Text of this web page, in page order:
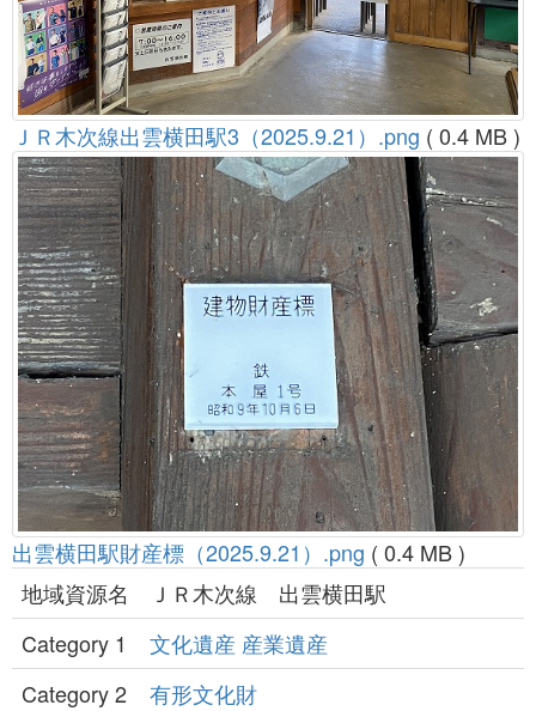
ＪＲ木次線出雲横田駅3（2025.9.21）.png ( 0.4 MB )
出雲横田駅財産標（2025.9.21）.png ( 0.4 MB )
地域資源名
ＪＲ木次線 出雲横田駅
Category 1
文化遺産 産業遺産
Category 2
有形文化財